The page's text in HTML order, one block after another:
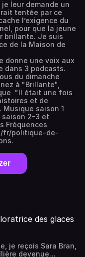
leur demande un
tentée par ce
l’exigence du
pour que la jeune
brillante. Je suis
de la Maison de
une voix aux
dans 3 podcasts.
du dimanche
à "Brillante",
"Il était une fois
et de
saison 1
saison 2-3 et
Fréquences
fr/politique-de-
des glaces
je reçois Sara Bran,
devenue